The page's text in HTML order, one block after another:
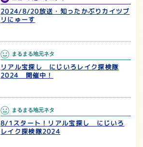
2024/8/20放送・知ったかぶりカイツブ
リにゅーす
まるまる地元ネタ
リアル宝探し にじいろレイク探検隊
2024 開催中！
まるまる地元ネタ
8/1スタート！リアル宝探し にじいろ
レイク探検隊2024